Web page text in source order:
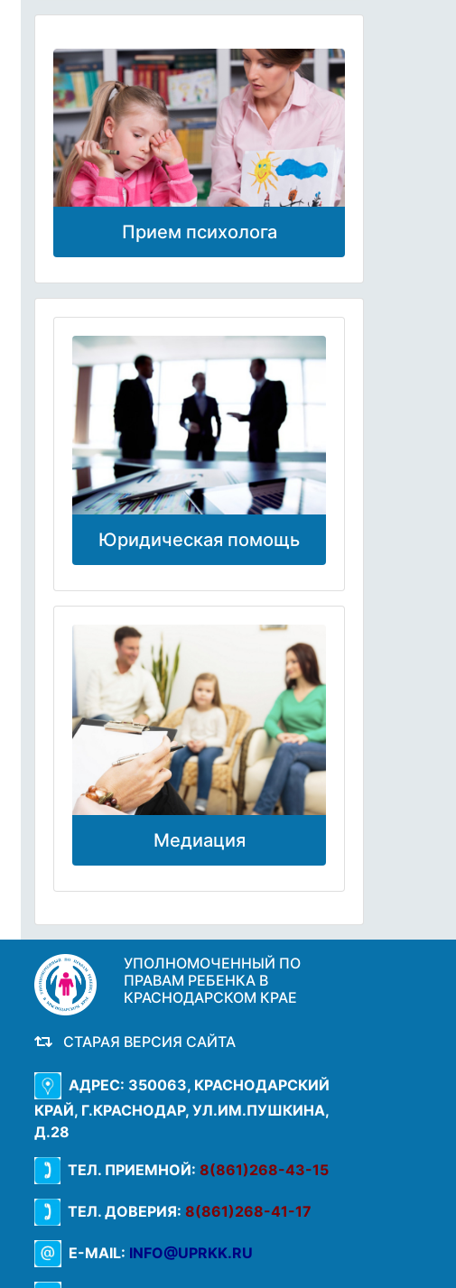
Прием психолога
Юридическая помощь
Медиация
УПОЛНОМОЧЕННЫЙ ПО
ПРАВАМ РЕБЕНКА В
КРАСНОДАРСКОМ КРАЕ
СТАРАЯ ВЕРСИЯ САЙТА
АДРЕС: 350063, КРАСНОДАРСКИЙ
КРАЙ, Г.КРАСНОДАР, УЛ.ИМ.ПУШКИНА,
Д.28
ТЕЛ. ПРИЕМНОЙ: 8(861)268-43-15
ТЕЛ. ДОВЕРИЯ: 8(861)268-41-17
E-MAIL: INFO@UPRKK.RU